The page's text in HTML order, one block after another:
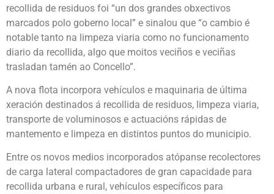
recollida de residuos foi “un dos grandes obxectivos
marcados polo goberno local” e sinalou que “o cambio é
notable tanto na limpeza viaria como no funcionamento
diario da recollida, algo que moitos veciños e veciñas
trasladan tamén ao Concello”.
A nova flota incorpora vehículos e maquinaria de última
xeración destinados á recollida de residuos, limpeza viaria,
transporte de voluminosos e actuacións rápidas de
mantemento e limpeza en distintos puntos do municipio.
Entre os novos medios incorporados atópanse recolectores
de carga lateral compactadores de gran capacidade para
recollida urbana e rural, vehículos específicos para